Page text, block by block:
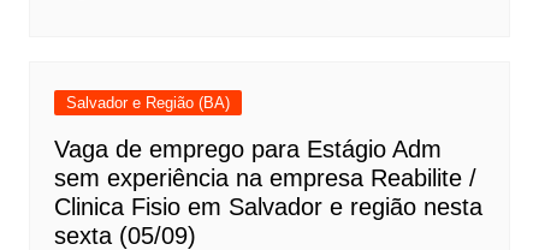
Salvador e Região (BA)
Vaga de emprego para Estágio Adm
sem experiência na empresa Reabilite /
Clinica Fisio em Salvador e região nesta
sexta (05/09)